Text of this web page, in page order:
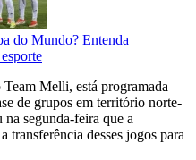
do Mundo? Entenda
Melli, está programada
de grupos em território norte-
segunda-feira que a
a transferência desses jogos para